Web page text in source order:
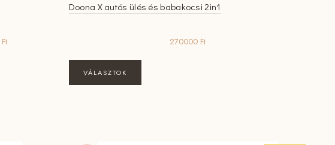
FtCurrent
Doona X autós ülés és babakocsi 2in1
270000 Ft
VÁLASZTOK
a